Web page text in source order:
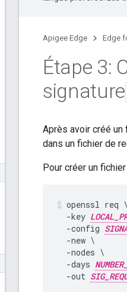
Apigee Edge Edge
Étape 3:
signature
Après avoir créé
dans un fichier de
Pour créer un
openssl req \
  -key
  -config
  -new \
  -nodes \
  -days
  -out